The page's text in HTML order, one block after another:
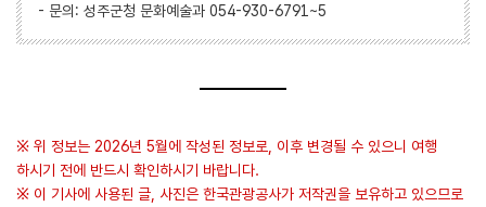
- 문의: 성주군청 문화예술과 054-930-6791~5
※ 위 정보는 2026년 5월에 작성된 정보로, 이후 변경될 수 있으니 여행
하시기 전에 반드시 확인하시기 바랍니다.
※ 이 기사에 사용된 글, 사진은 한국관광공사가 저작권을 보유하고 있으므로